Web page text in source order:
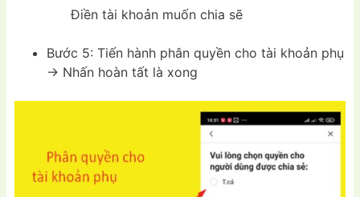
Điền tài khoản muốn chia sẽ
Bước 5: Tiến hành phân quyền cho tài khoản phụ
-> Nhấn hoàn tất là xong